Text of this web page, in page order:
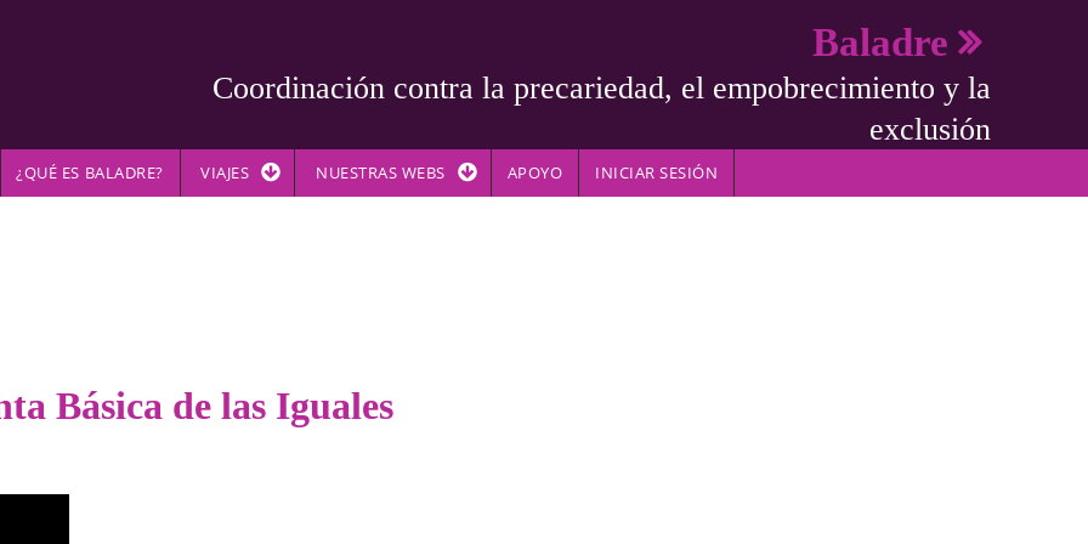
Baladre
Coordinación contra la precariedad, el empobrecimiento y la
exclusión
¿QUÉ ES BALADRE? VIAJES NUESTRAS WEBS APOYO INICIAR SESIÓN
Básica de las Iguales